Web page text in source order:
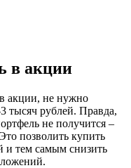
в акции
акции, не нужно
тысяч рублей. Правда,
не получится –
позволить купить
и тем самым снизить